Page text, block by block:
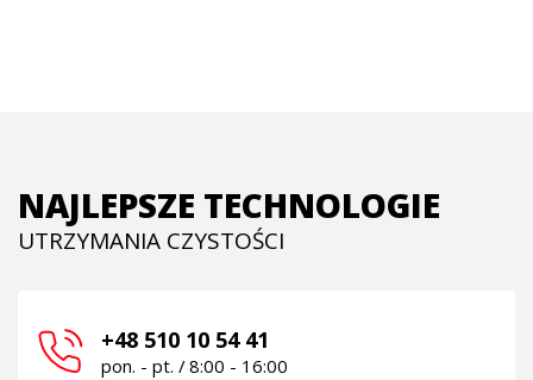
NAJLEPSZE TECHNOLOGIE
UTRZYMANIA CZYSTOŚCI
+48 510 10 54 41
pon. - pt. / 8:00 - 16:00